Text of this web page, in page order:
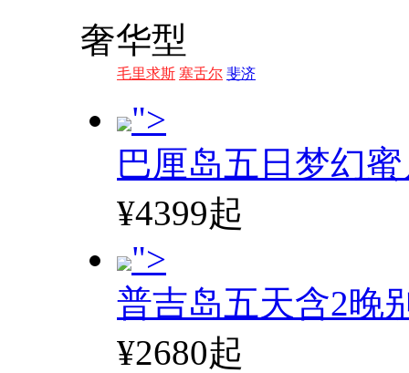
奢华型
毛里求斯 塞舌尔 斐济
">
巴厘岛五日梦幻
¥4399起
">
普吉岛五天含2晚
¥2680起